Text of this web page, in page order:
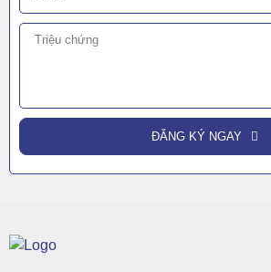
ĐĂNG KÝ NGAY